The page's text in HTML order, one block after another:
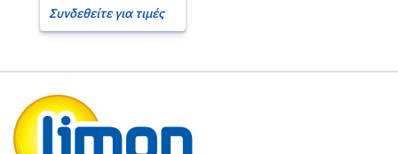
Συνδεθείτε για τιμές